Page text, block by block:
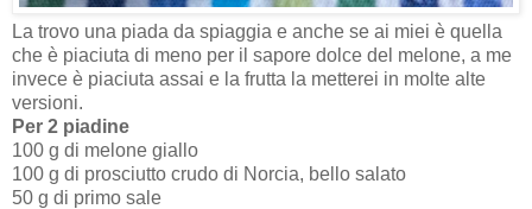
La trovo una piada da spiaggia e anche se ai miei è quella
che è piaciuta di meno per il sapore dolce del melone, a me
invece è piaciuta assai e la frutta la metterei in molte alte
versioni.
Per 2 piadine
100 g di melone giallo
100 g di prosciutto crudo di Norcia, bello salato
50 g di primo sale